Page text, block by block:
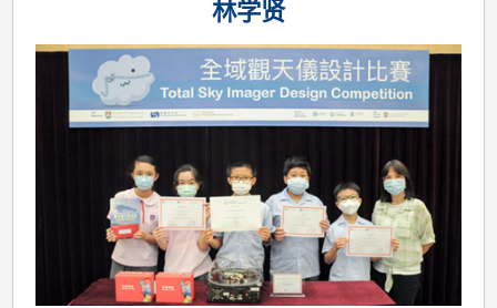
林学贤